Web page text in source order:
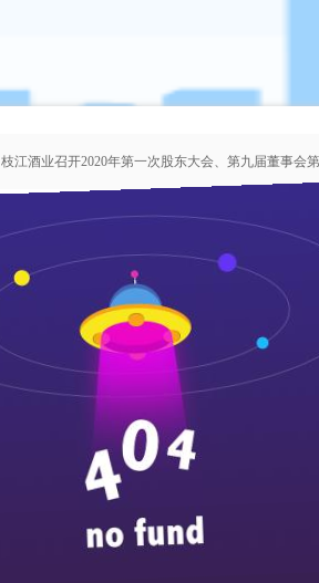
枝江酒业召开2020年第一次股东大会、第九届董事会
关于提名推荐第六届中国青年科技工作者协会会员人
枝江酒业召开2015年第一次股东大会、第七届董事会
中华老字
【 楚天神曲